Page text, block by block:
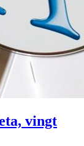
vingt